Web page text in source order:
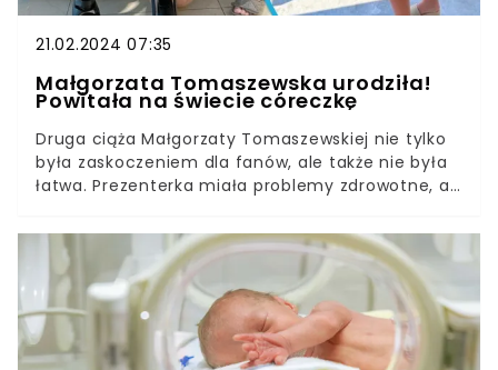
21.02.2024 07:35
Małgorzata Tomaszewska urodziła!
Powitała na świecie córeczkę
Druga ciąża Małgorzaty Tomaszewskiej nie tylko
była zaskoczeniem dla fanów, ale także nie była
łatwa. Prezenterka miała problemy zdrowotne, a
na śniadanie". Jednak teraz to już nie ma
znaczenia. Tomaszewska przekazała dobre
wieści, jej córeczka jest już na świecieTo drugie
dziecko Małgosi Tomaszewskiej. Kobieta
wychowuje już synka. Enzo, bo tak ma na imię,
chłopiec urodził się w 2017 roku. Jest owocem